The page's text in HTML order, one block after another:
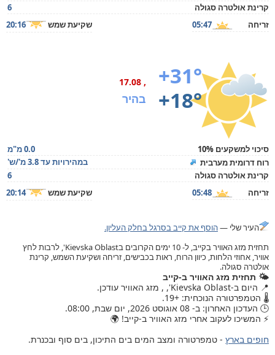
קרינת אולטרה סגולה
6
זריחה
05:47 שקיעת שמש 20:16
+31°
+18°
, 17.08
בהיר
סיכוי למשקעים 10%
0.0 מ"מ
רוח דרומית מערבית
במהירויות עד 3.8 מ'/ש'
קרינת אולטרה סגולה
6
זריחה
05:48 שקיעת שמש 20:14
העיר שלי —הוסף את קייב בסרגל בחלק העליון.
תחזית מזג האוויר בקייב, ל- 10 ימים הקרובים בKievska Oblast', לרבות לחץ
אוויר, אחוזי הלחות, כיוון הרוח, ראות בכבישים, זריחה ושקיעת השמש, קרינת
אולטרה סגולה.
🌤️ תחזית מזג האוויר ב-קייב
📍 היום ב-Kievska Oblast', , מזג האוויר עודכן.
🌡️ הטמפרטורה הנוכחית: +19.
🕒 העדכון האחרון: ב- 08 אוגוסט 2026, יום שבת, 08:00.
⚡ המשיכו לעקוב אחרי מזג האוויר ב-קייב! 🌍
חופים בארץ - טמפרטורה ומצב המים בים התיכון, בים סוף ובכנרת.